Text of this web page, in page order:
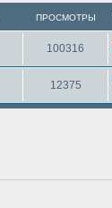
ПРОСМОТРЫ
100316
12375